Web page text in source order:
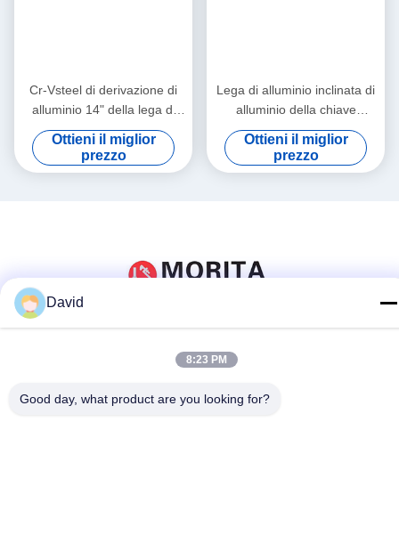
Cr-Vsteel di derivazione di
alluminio 14" della lega di
alluminio della chiave
stringitubo, 18", 24"
contrappeso di 90-grado
Ottieni il miglior
prezzo
Lega di alluminio inclinata di
alluminio della chiave
stringitubo, Cr-Vsteel 10",
14", 18" inclinazione di 45-
grado adatta a spazi stretti
Ottieni il miglior
prezzo
David
8:23 PM
Good day, what product are you looking for?